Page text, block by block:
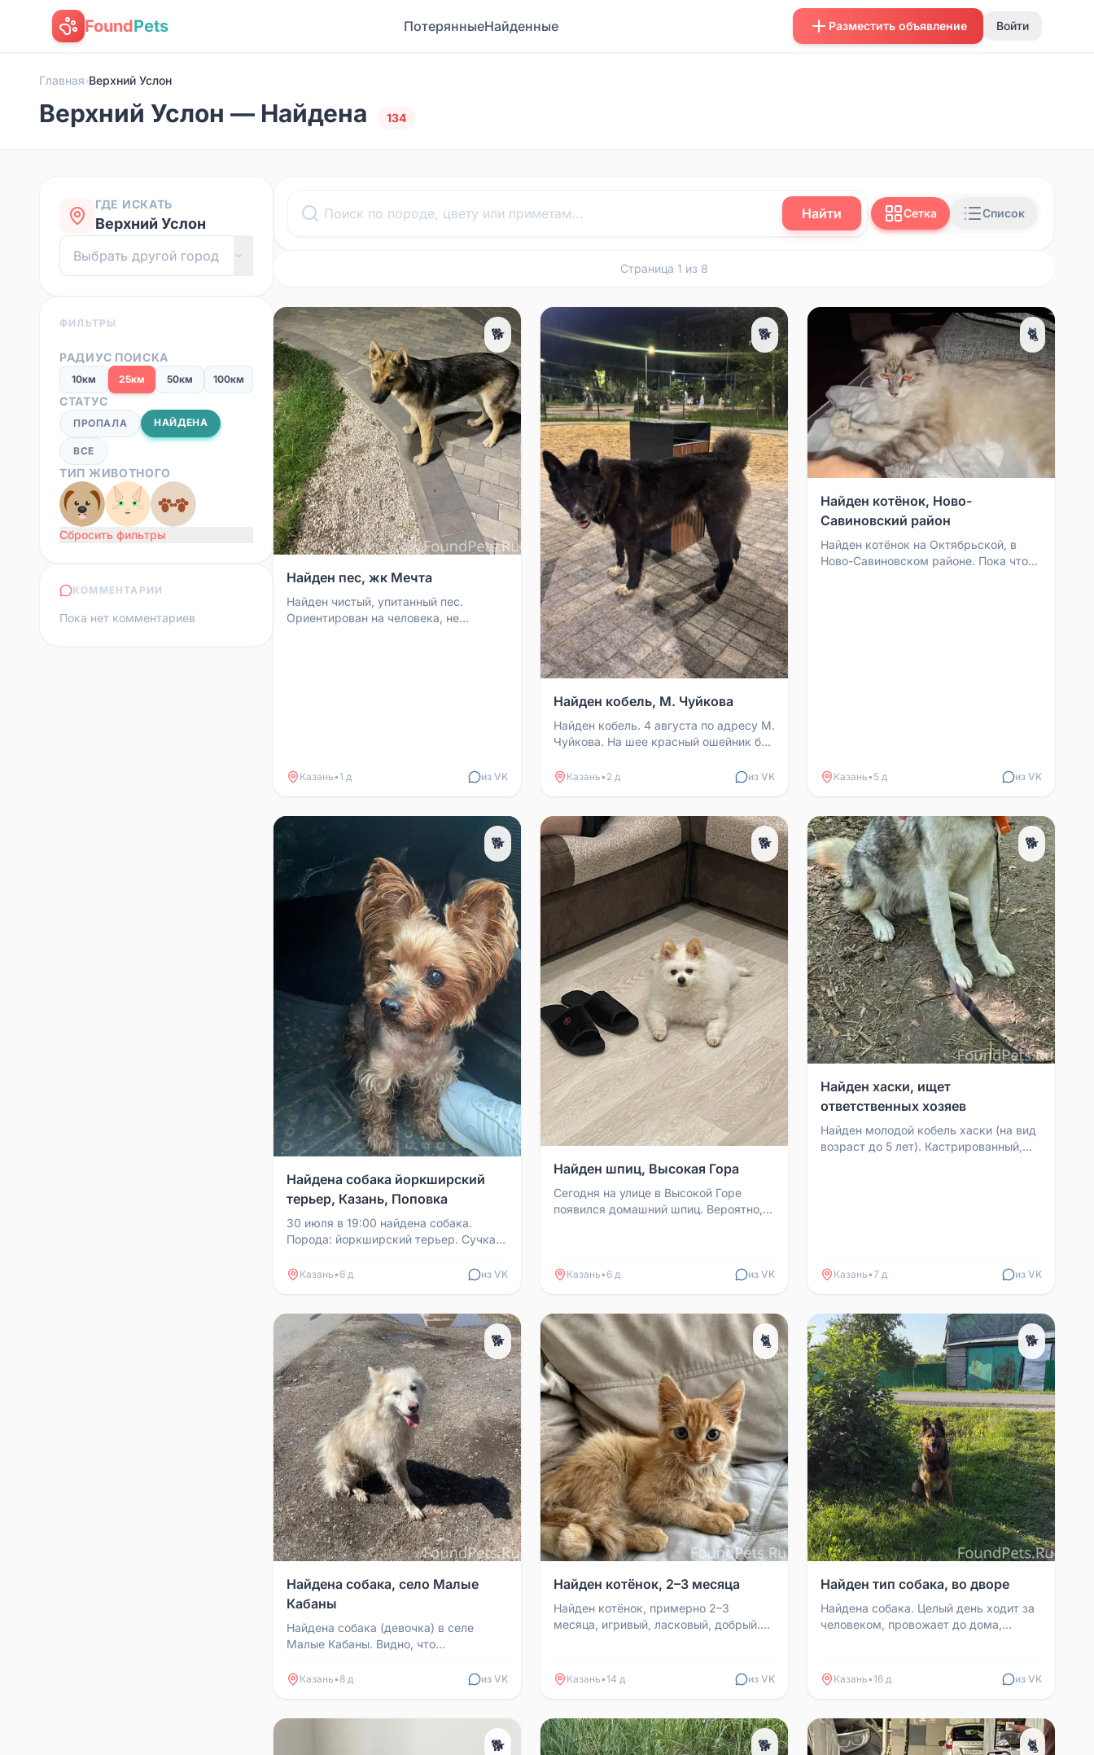
FoundPets ПотерянныеНайденные Разместить объявление Войти
Главная›Верхний Услон
Верхний Услон — Найдена 134
ГДЕ ИСКАТЬ
Верхний Услон
ФИЛЬТРЫ
РАДИУС ПОИСКА
10км 25км 50км 100км
СТАТУС
ПРОПАЛА НАЙДЕНА
ВСЕ
ТИП ЖИВОТНОГО
Сбросить фильтры
КОММЕНТАРИИ
Пока нет комментариев
Найти Сетка Список
Страница 1 из 8
🐕
Найден пес, жк Мечта
Найден чистый, упитанный пес.
Ориентирован на человека, не
Казань•1 д из VK
🐕
Найден кобель, М. Чуйкова
Найден кобель. 4 августа по адресу М.
Чуйкова. На шее красный ошейник без
хозяева н...
Казань• 2 д из VK
🐈
Найден котёнок, Ново-
Савиновский район
Найден котёнок на Октябрьской, в
Ново-Савиновском районе. Пока что
Казань• 5 д из VK
🐕
Найдена собака йоркширский
терьер, Казань, Поповка
30 июля в 19:00 найдена собака.
Порода: йоркширский терьер. Сучка.
Ухоженная, стриженная. Проб...
Казань•6 д из VK
🐕
Найден шпиц, Высокая Гора
Сегодня на улице в Высокой Горе
появился домашний шпиц. Вероятно,
Казань•6 д из VK
🐕
Найден хаски, ищет
ответственных хозяев
Найден молодой кобель хаски (на вид
возраст до 5 лет). Кастрированный,
Казань•7 д из VK
🐕
Найдена собака, село Малые
Кабаны
Найдена собака (девочка) в селе
Малые Кабаны. Видно, что
выбросили. Ориентирована на ...
Казань• 8 д из VK
🐈
Найден котёнок, 2–3 месяца
Найден котёнок, примерно 2–3
месяца, игривый, ласковый, добрый.
Казань•14 д из VK
🐕
Найден тип собака, во дворе
Найдена собака. Целый день ходит за
человеком, провожает до дома,
Казань•16 д из VK
🐕 🐕 🐈